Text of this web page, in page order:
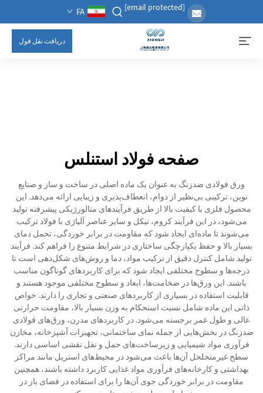
[email protected]
FA
دریافت نقل قول
صفحه فولاد استنلس
ورق فولادی ضدزنگ به عنوان یک ماده اصلی در ساخت و ساز و صنایع
نوین، ترکیبی بی‌نظیر از دوام، انعطاف‌پذیری و زیبایی ارائه می‌دهد. این
محصول فلزی با کیفیت بالا از طریق فرآیندهای متالورژیکی پیشرفته تولید
می‌شود، در این فرآیند کروم، نیکل و سایر عناصر آلیاژی با فولاد ترکیب
می‌شوند تا ماده‌ای ایجاد شود که مقاومت در برابر خوردگی، تحمل دمای
بسیار بالا و حفظ یکپارچگی ساختاری در شرایط متنوع را فراهم کند. فرآیند
تولید شامل کنترل دقیق از ترکیب مواد، دما و روش‌های شکل‌دهی است تا
درجه‌ها و سطوح مختلفی ایجاد شود که برای کاربردهای گوناگون مناسب
باشند. این ورق‌ها در ضخامت‌ها، ابعاد و سطوح مختلفی موجود هستند و
قابلیت استفاده در بسیاری از کاربردهای صنعتی و تجاری را دارند. خواص
ذاتی این ماده شامل نسبت استحکام به وزن بسیار بالا، مقاومت حرارتی
عالی و طول عمر برجسته می‌شود. در کاربردهای مدرن، ورق‌های فولادی
ضدزنگ در بخش‌هایی از جمله نمای ساختمانی، تجهیزات آشپزخانه، مخازن
فرآوری مواد شیمیایی و زیرساخت‌های حمل و نقل نقشی اساسی دارند.
سطح غیرمتخلخل آن‌ها باعث می‌شود در محیط‌های استریل مانند مراکز
بهداشتی و کارخانه‌های فرآوری مواد غذایی کاربرد داشته باشند، همچنین
مقاومت در برابر خوردگی جوی آن‌ها را برای استفاده در فضای باز در